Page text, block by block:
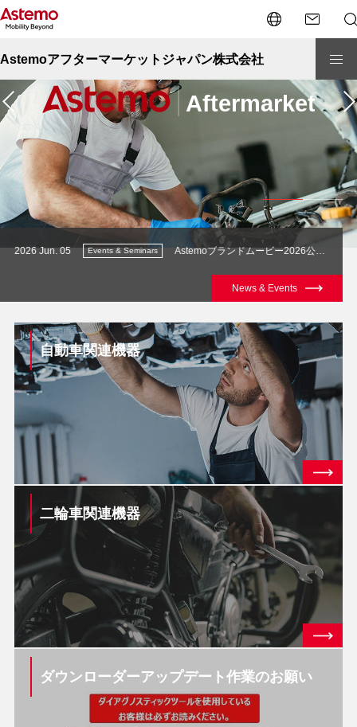
Astemoアフターマーケットジャパン株式会社
【重要】ダイアグノスティックツール HDM-330サポート終了のお知らせ Astemoブランドムービー2026公開しました。
2026 Jun. 05 Events & Seminars
News & Events
Page navigation
自動車関連機器
二輪車関連機器
ダウンローダーアップデート作業のお願い